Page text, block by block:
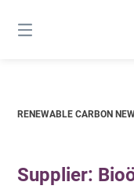
content
RENEWABLE CARBON
Supplier: